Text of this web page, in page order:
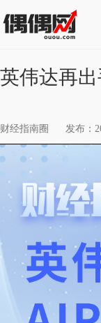
英伟达再
财经指南圈 发布：